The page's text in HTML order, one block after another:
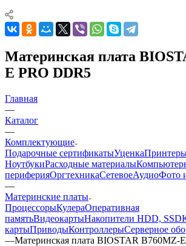
Материнская плата
E PRO DDR5
Главная
—
Каталог
—
Комплектующие
Подарочные сертификатыУценка
НоутбукиРасходные материалы
периферияОргтехникаСетевоеАудиоФото
—
Материнские платы
ПроцессорыКулераОперативная
памятьВидеокартыНакопители HDD, SSD
картыПриводыКонтроллерыCерверное
—Материнская плата BIOSTAR B760MZ-